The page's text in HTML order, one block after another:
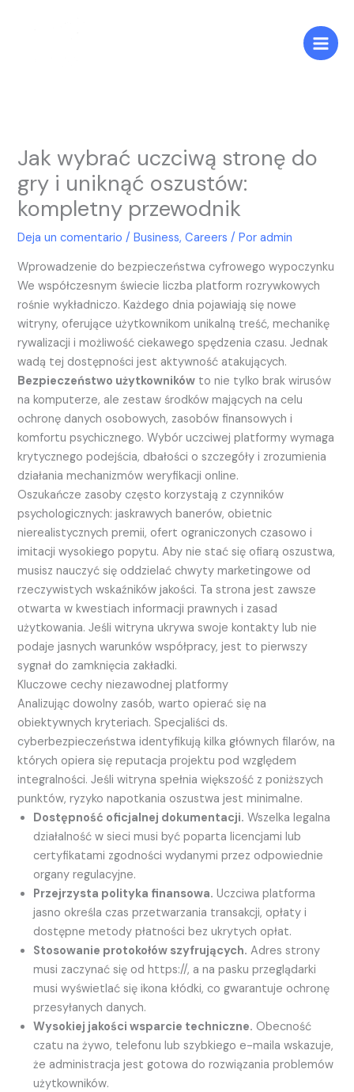
Jak wybrać uczciwą stronę do
gry i uniknąć oszustów:
kompletny przewodnik
Deja un comentario /Business, Careers / Poradmin
Wprowadzenie do bezpieczeństwa cyfrowego wypoczynku
We współczesnym świecie liczba platform rozrywkowych
rośnie wykładniczo. Każdego dnia pojawiają się nowe
witryny, oferujące użytkownikom unikalną treść, mechanikę
rywalizacji i możliwość ciekawego spędzenia czasu. Jednak
wadą tej dostępności jest aktywność atakujących.
Bezpieczeństwo użytkowników to nie tylko brak wirusów
na komputerze, ale zestaw środków mających na celu
ochronę danych osobowych, zasobów finansowych i
komfortu psychicznego. Wybór uczciwej platformy wymaga
krytycznego podejścia, dbałości o szczegóły i zrozumienia
działania mechanizmów weryfikacji online.
Oszukańcze zasoby często korzystają z czynników
psychologicznych: jaskrawych banerów, obietnic
nierealistycznych premii, ofert ograniczonych czasowo i
imitacji wysokiego popytu. Aby nie stać się ofiarą oszustwa,
musisz nauczyć się oddzielać chwyty marketingowe od
rzeczywistych wskaźników jakości. Ta strona jest zawsze
otwarta w kwestiach informacji prawnych i zasad
użytkowania. Jeśli witryna ukrywa swoje kontakty lub nie
podaje jasnych warunków współpracy, jest to pierwszy
sygnał do zamknięcia zakładki.
Kluczowe cechy niezawodnej platformy
Analizując dowolny zasób, warto opierać się na
obiektywnych kryteriach. Specjaliści ds.
cyberbezpieczeństwa identyfikują kilka głównych filarów, na
których opiera się reputacja projektu pod względem
integralności. Jeśli witryna spełnia większość z poniższych
punktów, ryzyko napotkania oszustwa jest minimalne.
Dostępność oficjalnej dokumentacji. Wszelka legalna
działalność w sieci musi być poparta licencjami lub
certyfikatami zgodności wydanymi przez odpowiednie
organy regulacyjne.
Przejrzysta polityka finansowa. Uczciwa platforma
jasno określa czas przetwarzania transakcji, opłaty i
dostępne metody płatności bez ukrytych opłat.
Stosowanie protokołów szyfrujących. Adres strony
musi zaczynać się od https://, a na pasku przeglądarki
musi wyświetlać się ikona kłódki, co gwarantuje ochronę
przesyłanych danych.
Wysokiej jakości wsparcie techniczne. Obecność
czatu na żywo, telefonu lub szybkiego e-maila wskazuje,
że administracja jest gotowa do rozwiązania problemów
użytkowników.